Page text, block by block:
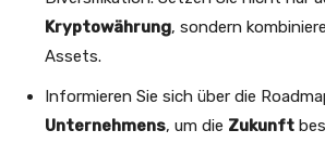
Kryptowährung, sondern
Assets.
Informieren Sie sich über die
Unternehmens, um die Zukunft